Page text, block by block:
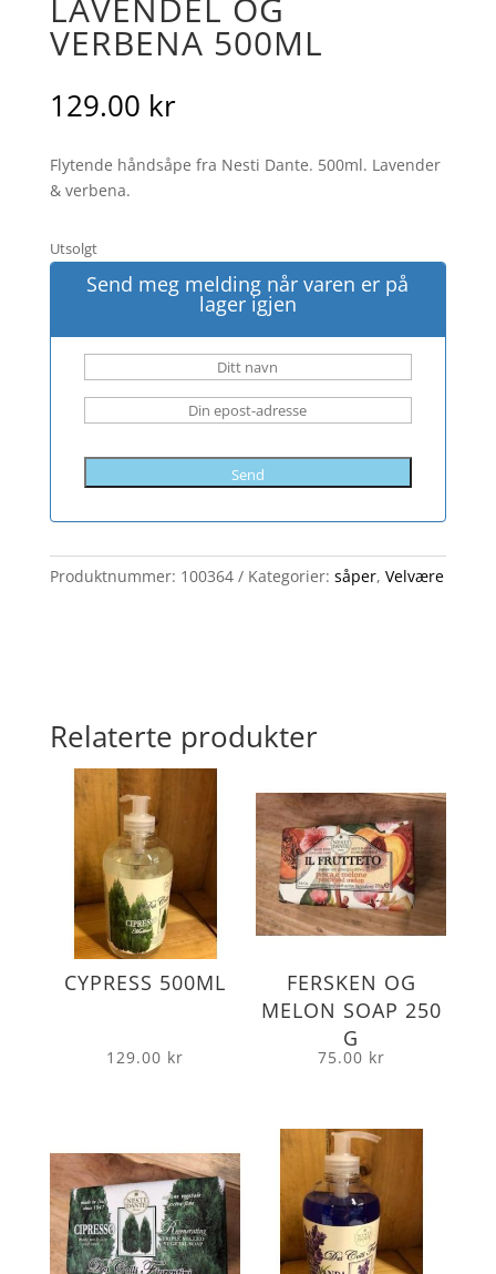
LAVENDEL OG
VERBENA 500ML
129.00 kr
Flytende håndsåpe fra Nesti Dante. 500ml. Lavender
& verbena.
Utsolgt
Send meg melding når varen er på
lager igjen
Send
Produktnummer: 100364 Kategorier: såper, Velvære
Relaterte produkter
CYPRESS 500ML
129.00 kr
FERSKEN OG
MELON SOAP 250
G
75.00 kr